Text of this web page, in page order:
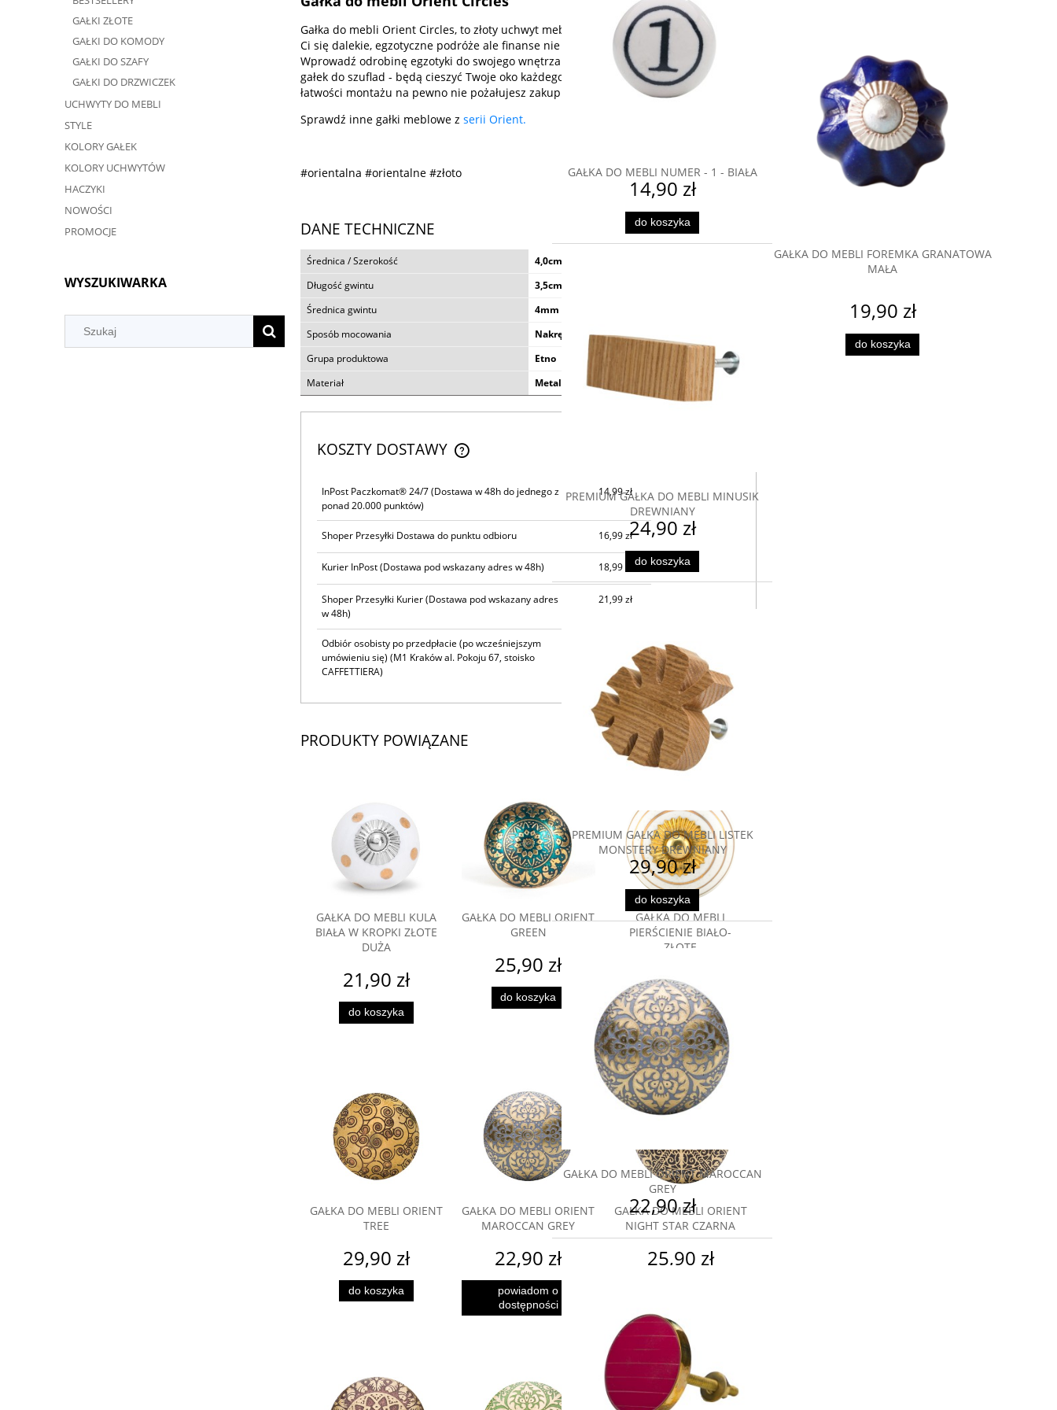
GAŁKI ZŁOTE
GAŁKI DO KOMODY
GAŁKI DO SZAFY
GAŁKI DO DRZWICZEK
UCHWYTY DO MEBLI
STYLE
KOLORY GAŁEK
KOLORY UCHWYTÓW
HACZYKI
NOWOŚCI
PROMOCJE
WYSZUKIWARKA
Gałka do mebli Orient Circles, to złoty uchwyt meblowy który Cię zahipnotyzuje. Marzą
Ci się dalekie, egzotyczne podróże ale finanse nie pozwalają tych marzeń zrealizować?
Wprowadź odrobinę egzotyki do swojego wnętrza za pomocą naszych orientalnych
gałek do szuflad - będą cieszyć Twoje oko każdego dnia! Dzięki solidnemu wykonaniu i
łatwości montażu na pewno nie pożałujesz zakupu.
Sprawdź inne gałki meblowe z serii Orient.
#orientalna #orientalne #złoto
DANE TECHNICZNE
Średnica / Szerokość
4,0cm
Długość gwintu
3,5cm
Średnica gwintu
4mm
Sposób mocowania
Nakrętką na gwint (widoczny)
Grupa produktowa
Etno
Materiał
Metal
KOSZTY DOSTAWY
CENA NIE ZAWIERA EWENTUALNYCH
InPost Paczkomat® 24/7(Dostawa w 48h do jednego z
ponad 20.000 punktów)
14,99 zł
Shoper Przesyłki Dostawa do punktu odbioru 16,99 zł
Kurier InPost(Dostawa pod wskazany adres w 48h) 18,99 zł
Shoper Przesyłki Kurier(Dostawa pod wskazany adres
w 48h)
21,99 zł
Odbiór osobisty po przedpłacie (po wcześniejszym
umówieniu się) (M1 Kraków al. Pokoju 67, stoisko
CAFFETTIERA)
PRODUKTY POWIĄZANE
GAŁKA DO MEBLI KULA
BIAŁA W KROPKI ZŁOTE
DUŻA
21,90 zł
do koszyka
GAŁKA DO MEBLI ORIENT
GREEN
25,90 zł
do koszyka
GAŁKA DO MEBLI
PIERŚCIENIE BIAŁO-
ZŁOTE
21,90 zł
do koszyka
GAŁKA DO MEBLI ORIENT
TREE
29,90 zł
do koszyka
GAŁKA DO MEBLI ORIENT
MAROCCAN GREY
22,90 zł
powiadom o
dostępności
GAŁKA DO MEBLI ORIENT
NIGHT STAR CZARNA
25,90 zł
GAŁKA DO MEBLI NUMER - 1 - BIAŁA
14,90 zł
do koszyka
PREMIUM GAŁKA DO MEBLI MINUSIK
DREWNIANY
24,90 zł
do koszyka
PREMIUM GAŁKA DO MEBLI LISTEK
MONSTERY DREWNIANY
29,90 zł
do koszyka
GAŁKA DO MEBLI ORIENT MAROCCAN
GREY
22,90 zł
do koszyka
GAŁKA DO MEBLI FOREMKA GRANATOWA
MAŁA
19,90 zł
do koszyka